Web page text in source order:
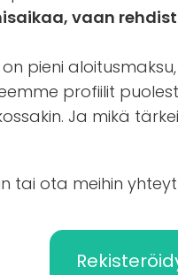
vaan
on pieni
profiilit
Ja mikä
tai ota meihin